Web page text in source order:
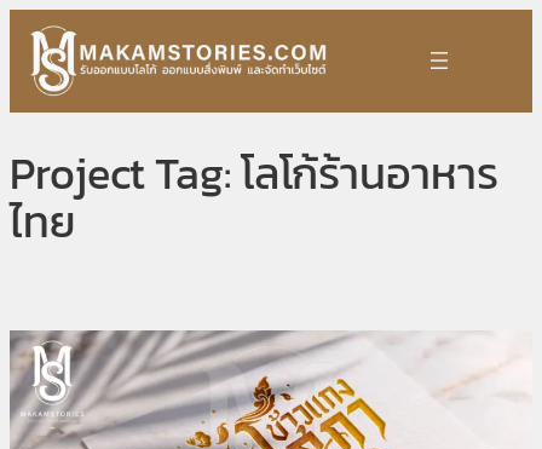
content
Project Tag:โลโก้ร้านอาหาร
ไทย